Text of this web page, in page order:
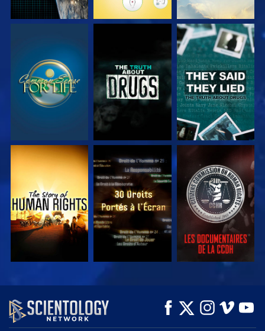
REGARDER REGARDER REGARDER
REGARDER REGARDER REGARDER
REGARDER REGARDER
DÉCOUVRIR LES
SÉRIES